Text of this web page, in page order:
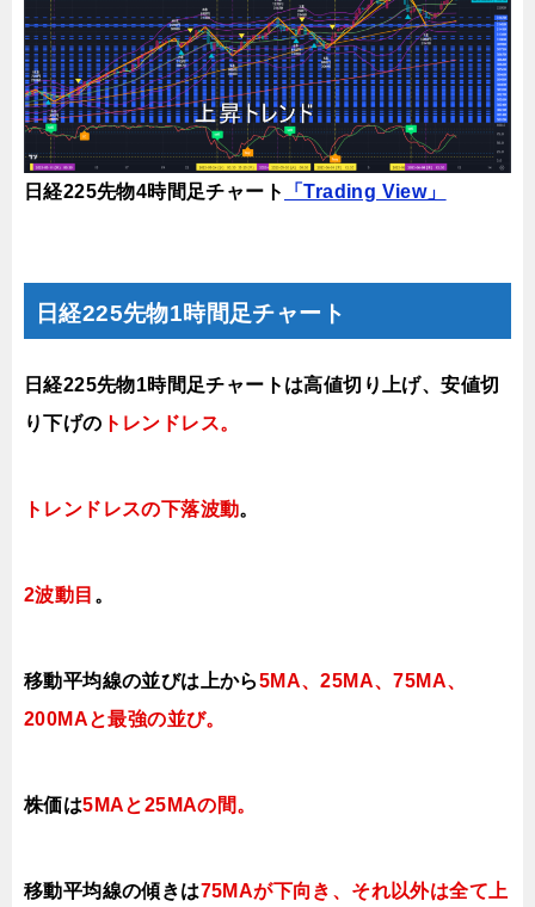
日経225先物4時間足チャート 「Trading View」
日経225先物1時間足チャート
日経225先物1時間足チャートは高値切り上げ、安値切
り下げの トレンドレス。
トレンドレスの下落波動。
2波動目 。
移動平均線の並びは上から5MA、25MA、75MA、
200MAと最強の並び。
株価は5MAと25MAの間。
移動平均線の傾きは75MAが下向き、それ以外は全て上